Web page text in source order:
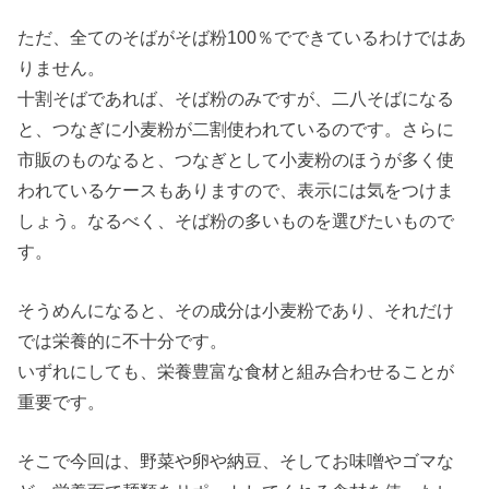
ただ、全てのそばがそば粉100％でできているわけではあ
りません。
十割そばであれば、そば粉のみですが、二八そばになる
と、つなぎに小麦粉が二割使われているのです。さらに
市販のものなると、つなぎとして小麦粉のほうが多く使
われているケースもありますので、表示には気をつけま
しょう。なるべく、そば粉の多いものを選びたいもので
す。
そうめんになると、その成分は小麦粉であり、それだけ
では栄養的に不十分です。
いずれにしても、栄養豊富な食材と組み合わせることが
重要です。
そこで今回は、野菜や卵や納豆、そしてお味噌やゴマな